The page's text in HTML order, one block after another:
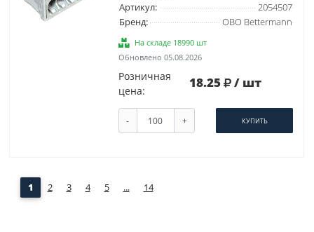
Артикул:
2054507
Бренд:
OBO Bettermann
На складе 18990 шт
Обновлено 05.08.2026
Розничная
цена:
18.25 / шт
- + КУПИТЬ
1 2 3 4 5 ... 14